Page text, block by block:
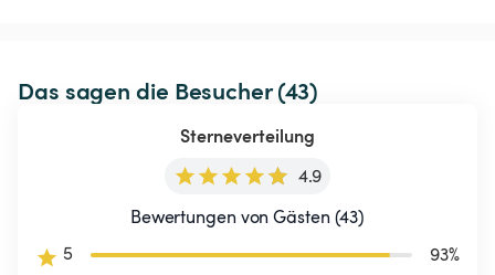
Das sagen die Besucher (43)
Sterneverteilung
4.9
Bewertungen von Gästen (43)
5
93%